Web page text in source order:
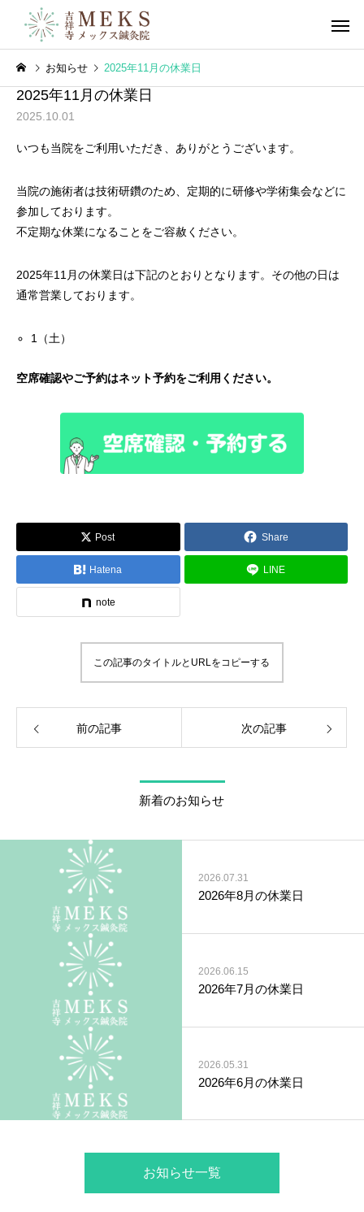
首・肩 頭痛
自律神経症状 麻痺・神
鍼灸
ックス鍼灸院
吉祥寺メックス鍼灸院
お知らせ 2025年11月の休業日
2025年11月の休業日
2025.10.01
いつも当院をご利用いただき、ありがとうございます。
当院の施術者は技術研鑽のため、定期的に研修や学術集会などに
参加しております。
不定期な休業になることをご容赦ください。
2025年11月の休業日は下記のとおりとなります。その他の日は
通常営業しております。
1（土）
空席確認やご予約はネット予約をご利用ください。
Post Share
Hatena LINE
note
この記事のタイトルとURLをコピーする
前の記事 次の記事
新着のお知らせ
2026.07.31
2026年8月の休業日
2026.06.15
2026年7月の休業日
2026.05.31
2026年6月の休業日
お知らせ一覧